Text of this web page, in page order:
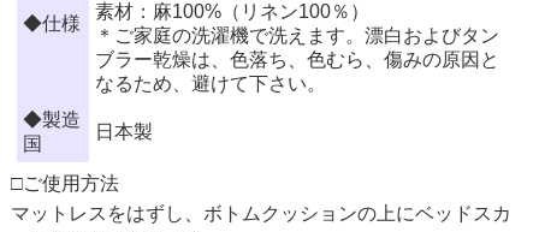
◆仕様
素材：麻100%（リネン100％）
＊ご家庭の洗濯機で洗えます。漂白およびタン
ブラー乾燥は、色落ち、色むら、傷みの原因と
なるため、避けて下さい。
◆製造
国
日本製
□ご使用方法
マットレスをはずし、ボトムクッションの上にベッドスカ